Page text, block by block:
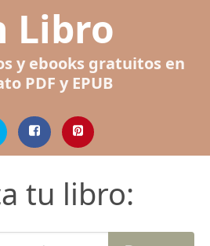
Libro
y ebooks gratuitos en
PDF y EPUB
tu libro: